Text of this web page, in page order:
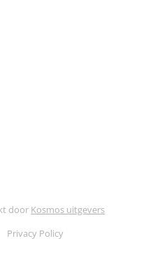
door Kosmos uitgevers
Privacy Policy